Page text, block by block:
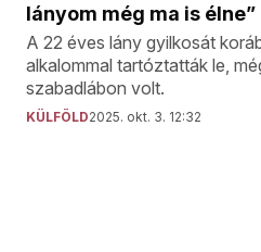
lányom még ma is élne”
A 22 éves lány gyilkosát
alkalommal tartóztatták le,
szabadlábon volt.
KÜLFÖLD2025. okt. 3. 12:32